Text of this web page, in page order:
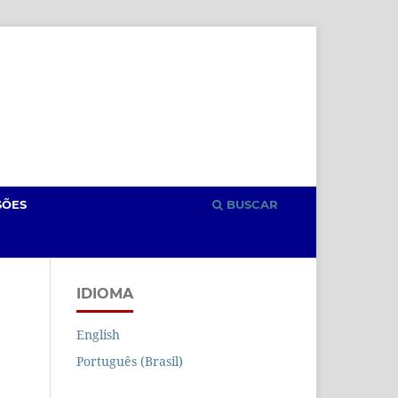
BUSCAR
IDIOMA
English
Português (Brasil)